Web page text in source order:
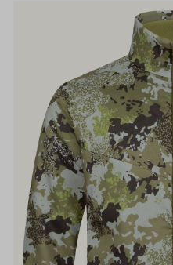
auf die eigenen Bedürfnisse
besseren Treffen bei.
auf den Schutz des Gehörs von
Immer, bei jedem Schuss. Dafür
Integralschalldämpfer. Dank
verteilter Masse, bietet die R8
Balance und Führigkeit, die
Außenkontur von Lauf- und
stufenlosem Bull-Barrel-Design
geringes Gewicht als auch ein
Gesamtbild verleiht.